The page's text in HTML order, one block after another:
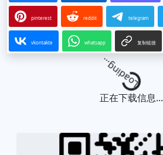
pinterest reddit telegram
vkontakte whatsapp 复制链接
Loading...
正在下载信息...